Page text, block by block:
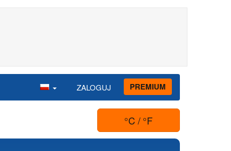
ZALOGUJ PREMIUM
°C / °F